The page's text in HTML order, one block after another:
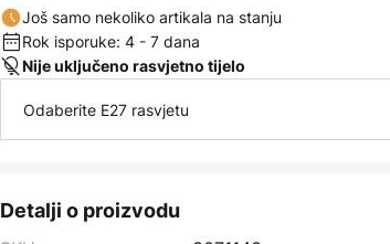
Još samo nekoliko artikala na stanju
Rok isporuke: 4 - 7 dana
Nije uključeno rasvjetno tijelo
Odaberite E27 rasvjetu
Detalji o proizvodu